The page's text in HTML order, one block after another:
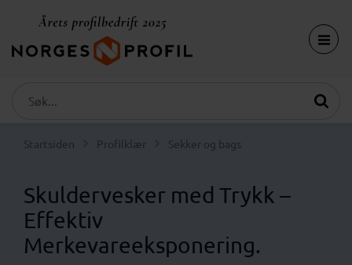
Startsiden Profilklær Sekker og bags
Skuldervesker med Trykk –
Effektiv
Merkevareeksponering.